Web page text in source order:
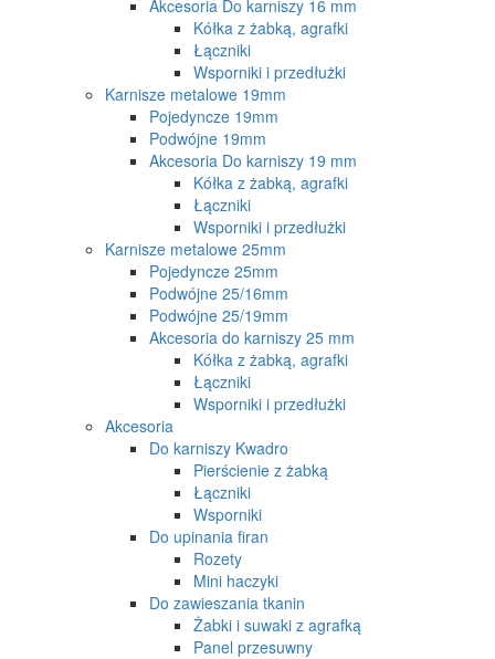
Akcesoria Do karniszy 16 mm
Kółka z żabką, agrafki
Łączniki
Wsporniki i przedłużki
Karnisze metalowe 19mm
Pojedyncze 19mm
Podwójne 19mm
Akcesoria Do karniszy 19 mm
Kółka z żabką, agrafki
Łączniki
Wsporniki i przedłużki
Karnisze metalowe 25mm
Pojedyncze 25mm
Podwójne 25/16mm
Podwójne 25/19mm
Akcesoria do karniszy 25 mm
Kółka z żabką, agrafki
Łączniki
Wsporniki i przedłużki
Akcesoria
Do karniszy Kwadro
Pierścienie z żabką
Łączniki
Wsporniki
Do upinania firan
Rozety
Mini haczyki
Do zawieszania tkanin
Żabki i suwaki z agrafką
Panel przesuwny